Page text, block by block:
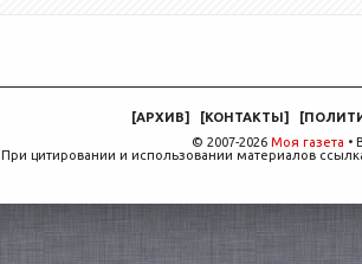
[АРХИВ] [КОНТАКТЫ] [
© 2007-2026 Моя газета •
При цитировании и использовании материалов